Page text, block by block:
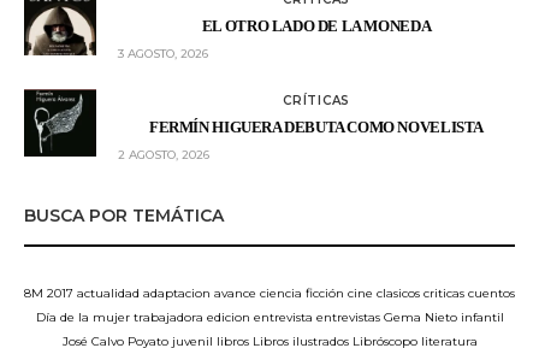
EL OTRO LADO DE LA MONEDA
3 AGOSTO, 2026
CRÍTICAS
FERMÍN HIGUERA DEBUTA COMO NOVELISTA
2 AGOSTO, 2026
BUSCA POR TEMÁTICA
8M 2017 actualidad adaptacion avance ciencia ficción cine clasicos criticas cuentos
Día de la mujer trabajadora edicion entrevista entrevistas Gema Nieto infantil
José Calvo Poyato juvenil libros Libros ilustrados Libróscopo literatura